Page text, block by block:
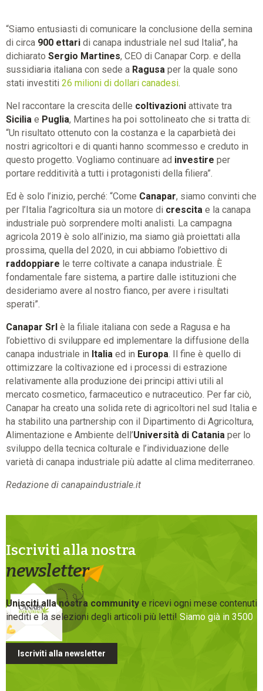
“Siamo entusiasti di comunicare la conclusione della semina
di circa 900 ettari di canapa industriale nel sud Italia”, ha
dichiarato Sergio Martines, CEO di Canapar Corp. e della
sussidiaria italiana con sede a Ragusa per la quale sono
stati investiti 26 milioni di dollari canadesi.
Nel raccontare la crescita delle coltivazioni attivate tra
Sicilia e Puglia, Martines ha poi sottolineato che si tratta di:
“Un risultato ottenuto con la costanza e la caparbietà dei
nostri agricoltori e di quanti hanno scommesso e creduto in
questo progetto. Vogliamo continuare ad investire per
portare redditività a tutti i protagonisti della filiera”.
Ed è solo l’inizio, perché: “Come Canapar, siamo convinti che
per l’Italia l’agricoltura sia un motore di crescita e la canapa
industriale può sorprendere molti analisti. La campagna
agricola 2019 è solo all’inizio, ma siamo già proiettati alla
prossima, quella del 2020, in cui abbiamo l’obiettivo di
raddoppiare le terre coltivate a canapa industriale. È
fondamentale fare sistema, a partire dalle istituzioni che
desideriamo avere al nostro fianco, per avere i risultati
sperati”.
Canapar Srl è la filiale italiana con sede a Ragusa e ha
l’obiettivo di sviluppare ed implementare la diffusione della
canapa industriale in Italia ed in Europa. Il fine è quello di
ottimizzare la coltivazione ed i processi di estrazione
relativamente alla produzione dei principi attivi utili al
mercato cosmetico, farmaceutico e nutraceutico. Per far ciò,
Canapar ha creato una solida rete di agricoltori nel sud Italia e
ha stabilito una partnership con il Dipartimento di Agricoltura,
Alimentazione e Ambiente dell’Università di Catania per lo
sviluppo della tecnica colturale e l’individuazione delle
varietà di canapa industriale più adatte al clima mediterraneo.
Redazione di canapaindustriale.it
Iscriviti alla nostra
newsletter
Unisciti alla nostra community e ricevi ogni mese contenuti
inediti e la selezioni degli articoli più letti! Siamo già in 3500
Iscriviti alla newsletter